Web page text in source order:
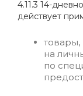
4.11.3 14-
действует
товары,
на
по